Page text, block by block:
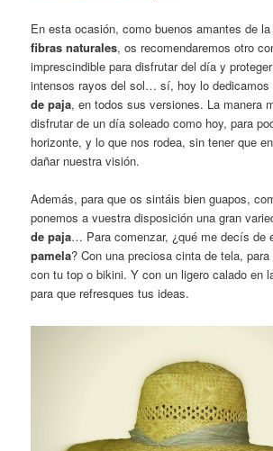
En esta ocasión, como buenos amantes de
fibras naturales, os recomendaremos otro
imprescindible para disfrutar del día y
intensos rayos del sol… sí, hoy lo
de paja, en todos sus versiones. La manera
disfrutar de un día soleado como hoy, para
horizonte, y lo que nos rodea, sin tener que
dañar nuestra visión.
Además, para que os sintáis bien guapos,
ponemos a vuestra disposición una gran
de paja… Para comenzar, ¿qué me decís de
pamela? Con una preciosa cinta de tela,
con tu top o bikini. Y con un ligero calado en
para que refresques tus ideas.